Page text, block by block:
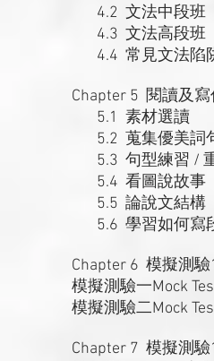
4.2 文法中段班
4.3 文法高段班
4.4 常見文法陷
Chapter 5 閱讀及
5.1 素材選讀
5.2 蒐集優美詞
5.3 句型練習 /
5.4 看圖說故事
5.5 論說文結構
5.6 學習如何寫
Chapter 6 模擬測驗
模擬測驗一Mock
模擬測驗二Mock
Chapter 7 模擬測